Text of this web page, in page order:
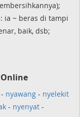
ia ~ beras di tampi
baik, dsb;
- nyawang - nyelekit
- nyenyat -